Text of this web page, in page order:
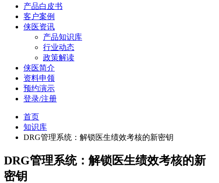
产品白皮书
客户案例
侠医资讯
产品知识库
行业动态
政策解读
侠医简介
资料申领
预约演示
登录/注册
首页
知识库
DRG管理系统：解锁医生绩效考核的新密钥
DRG管理系统：解锁医生绩效考核的新
密钥